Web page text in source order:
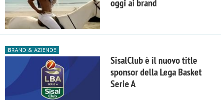
oggi ai brand
BRAND & AZIENDE
SisalClub è il nuovo title
sponsor della Lega Basket
Serie A